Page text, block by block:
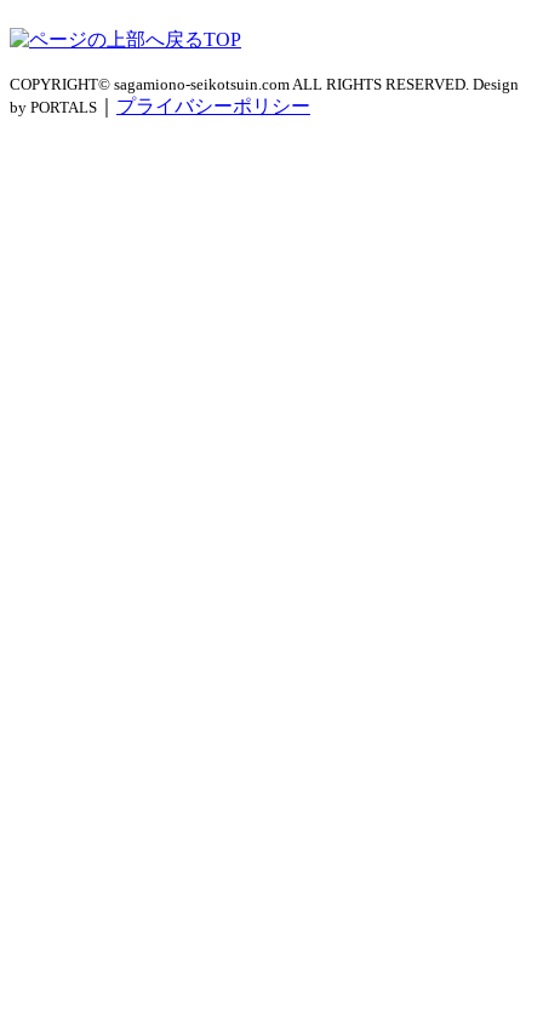
TOP
COPYRIGHT© sagamiono-seikotsuin.com ALL RIGHTS RESERVED. Design
by PORTALS
プライバシーポリシー